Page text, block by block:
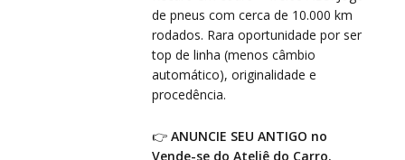
de pneus com cerca de 10.000 km
rodados. Rara oportunidade por ser
top de linha (menos câmbio
automático), originalidade e
procedência.
👉ANUNCIE SEU ANTIGO no
Vende-se do Ateliê do Carro.